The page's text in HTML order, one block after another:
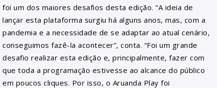
foi um dos maiores desafios desta edição. “A ideia de
lançar esta plataforma surgiu há alguns anos, mas, com a
pandemia e a necessidade de se adaptar ao atual cenário,
conseguimos fazê-la acontecer”, conta. “Foi um grande
desafio realizar esta edição e, principalmente, fazer com
que toda a programação estivesse ao alcance do público
em poucos cliques. Por isso, o Aruanda Play foi